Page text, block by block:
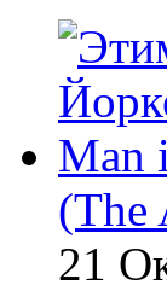
(The
21